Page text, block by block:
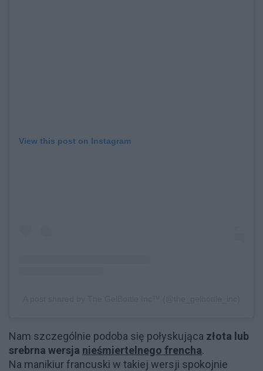
View this post on Instagram
Nam szczególnie podoba się połyskująca złota lub
srebrna wersja nieśmiertelnego frencha.
Na manikiur francuski w takiej wersji spokojnie